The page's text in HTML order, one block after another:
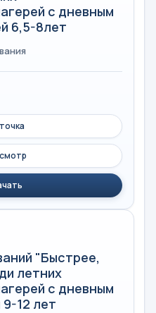
с дневным
6,5-8лет
"Быстрее,
летних
с дневным
12 лет